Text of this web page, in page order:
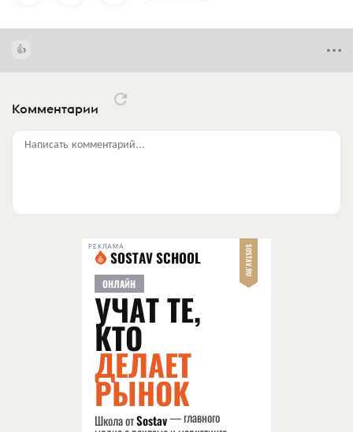
Комментарии
Написать комментарий...
РЕКЛАМА